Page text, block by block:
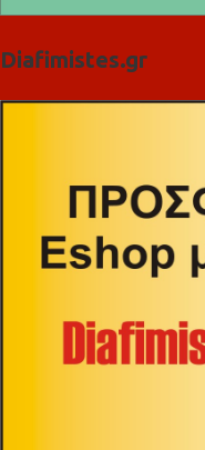
Diafimistes.gr